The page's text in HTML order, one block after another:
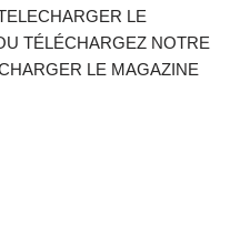
LE
TÉLÉCHARGEZ NOTRE
LE MAGAZINE